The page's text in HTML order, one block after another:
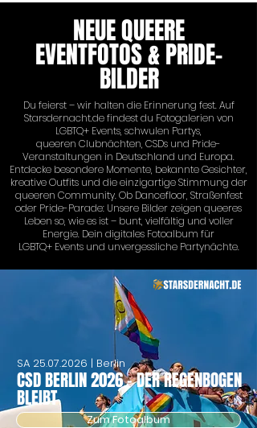
NEUE QUEERE
EVENTFOTOS & PRIDE-
BILDER
Du feierst – wir halten die Erinnerung fest. Auf
Starsdernacht.de findest du Fotogalerien von
LGBTQ+ Events, schwulen Partys,
queeren Clubnächten, CSDs und Pride-
Veranstaltungen in Deutschland und Europa.
Entdecke besondere Momente, bekannte Gesichter,
kreative Outfits und die einzigartige Stimmung der
queeren Community. Ob Dancefloor, Straßenfest
oder Pride-Parade: Unsere Bilder zeigen queeres
Leben so, wie es ist – bunt, vielfältig und voller
Energie. Dein digitales Fotoalbum für
LGBTQ+ Events und unvergessliche Partynächte.
CSD BERLIN 2026 - DER REGENBOGEN
BLEIBT
SA 25.07.2026 | Berlin
Zum Fotoalbum